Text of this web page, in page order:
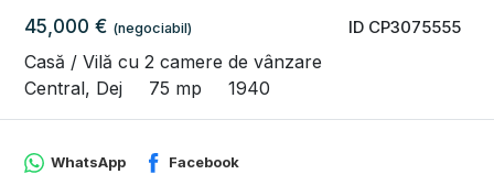
ID CP3075555
45,000 € (negociabil)
Casă / Vilă cu 2 camere de vânzare
Central, Dej
75 mp 1940
WhatsApp Facebook